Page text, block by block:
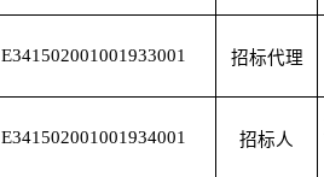
E341502001001933001 招标代理
E341502001001934001 招标人